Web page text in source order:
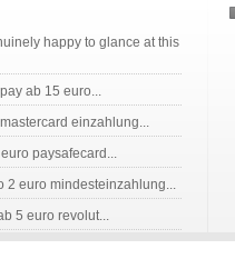
happy to glance at this
ab 15 euro...
einzahlung...
paysafecard...
2 euro mindesteinzahlung...
5 euro revolut...